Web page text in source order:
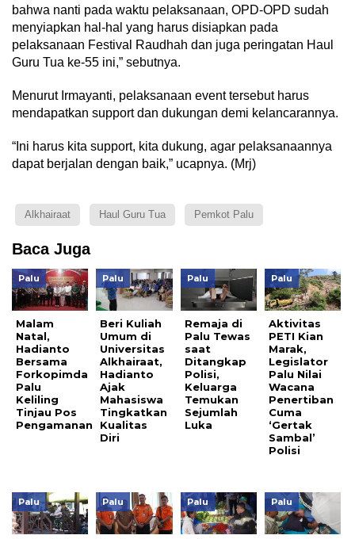
bahwa nanti pada waktu pelaksanaan, OPD-OPD sudah
menyiapkan hal-hal yang harus disiapkan pada
pelaksanaan Festival Raudhah dan juga peringatan Haul
Guru Tua ke-55 ini,” sebutnya.
Menurut Irmayanti, pelaksanaan event tersebut harus
mendapatkan support dan dukungan demi kelancarannya.
“Ini harus kita support, kita dukung, agar pelaksanaannya
dapat berjalan dengan baik,” ucapnya. (Mrj)
Alkhairaat Haul Guru Tua Pemkot Palu
Baca Juga
Palu
Malam
Natal,
Hadianto
Bersama
Forkopimda
Palu
Keliling
Tinjau Pos
Pengamanan
Palu
Beri Kuliah
Umum di
Universitas
Alkhairaat,
Hadianto
Ajak
Mahasiswa
Tingkatkan
Kualitas
Diri
Palu
Remaja di
Palu Tewas
saat
Ditangkap
Polisi,
Keluarga
Temukan
Sejumlah
Luka
Palu
Aktivitas
PETI Kian
Marak,
Legislator
Palu Nilai
Wacana
Penertiban
Cuma
‘Gertak
Sambal’
Polisi
Palu Palu Palu Palu